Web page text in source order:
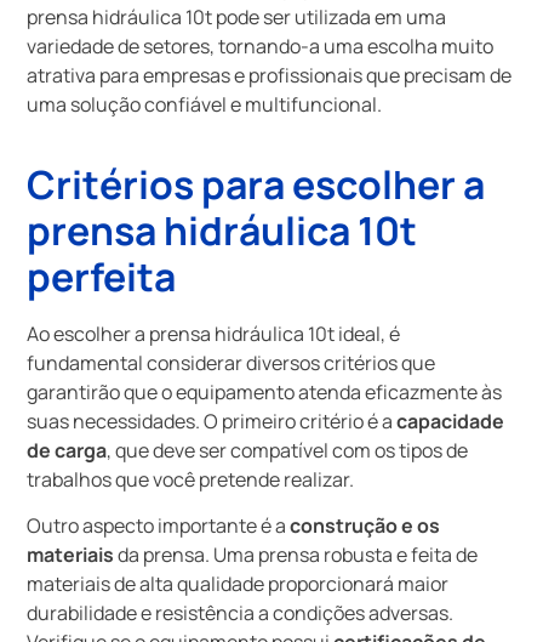
prensa hidráulica 10t pode ser utilizada em uma
variedade de setores, tornando-a uma escolha muito
atrativa para empresas e profissionais que precisam de
uma solução confiável e multifuncional.
Critérios para escolher a
prensa hidráulica 10t
perfeita
Ao escolher a prensa hidráulica 10t ideal, é
fundamental considerar diversos critérios que
garantirão que o equipamento atenda eficazmente às
suas necessidades. O primeiro critério é acapacidade
de carga, que deve ser compatível com os tipos de
trabalhos que você pretende realizar.
Outro aspecto importante é aconstrução e os
materiaisda prensa. Uma prensa robusta e feita de
materiais de alta qualidade proporcionará maior
durabilidade e resistência a condições adversas.